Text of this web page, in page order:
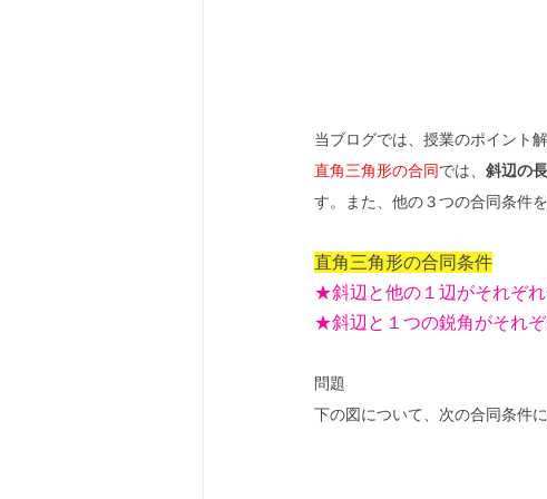
当ブログでは、授業のポイント
直角三角形の合同では、 斜辺の
す。また、他の３つの合同条件
直角三角形の合同条件
★斜辺と他の１辺がそれぞ
★斜辺と１つの鋭角がそれ
問題
下の図について、次の合同条件